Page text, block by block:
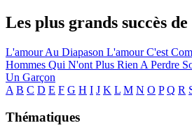
Les plus grands succès
L'amour Au Diapason L'amour C'est
Hommes Qui N'ont Plus Rien A Perdre
Un Garçon
A B C D E F G H I J K L M N O P Q R
Thématiques